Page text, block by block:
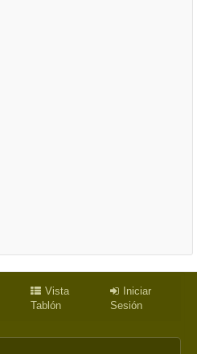
Vista
Tablón
Iniciar
Sesión